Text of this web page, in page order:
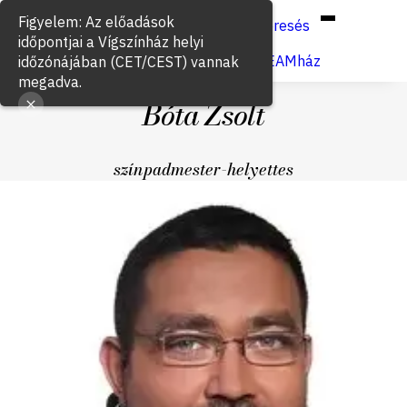
Keresés
Jegyvásárlás
VígSTREAMház
Bóta Zsolt
színpadmester-helyettes
Figyelem: Az előadások
időpontjai a Vígszínház helyi
időzónájában (CET/CEST) vannak
megadva.